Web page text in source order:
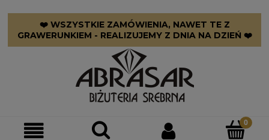
❤️ WSZYSTKIE ZAMÓWIENIA, NAWET TE Z
GRAWERUNKIEM - REALIZUJEMY Z DNIA NA DZIEŃ ❤️